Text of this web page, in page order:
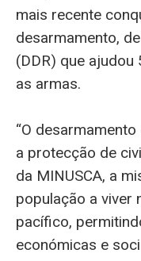
mais recente
desarmamento,
(DDR) que
as armas.
“O
a protecção de
da MINUSCA, a
população a viver
pacífico,
económicas e